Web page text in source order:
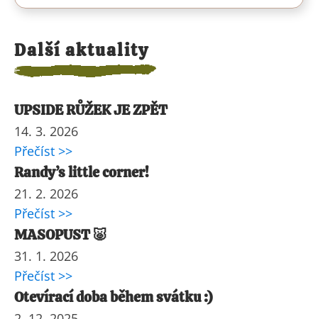
Další aktuality
UPSIDE RŮŽEK JE ZPĚT
14. 3. 2026
Přečíst >>
Randy’s little corner!
21. 2. 2026
Přečíst >>
MASOPUST 🐷
31. 1. 2026
Přečíst >>
Otevírací doba během svátku :)